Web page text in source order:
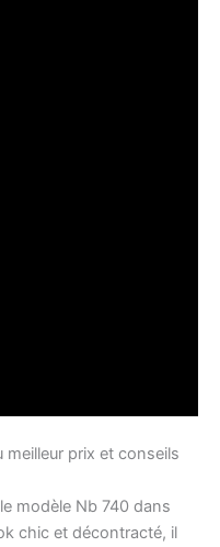
meilleur prix et conseils
modèle Nb 740 dans
chic et décontracté, il